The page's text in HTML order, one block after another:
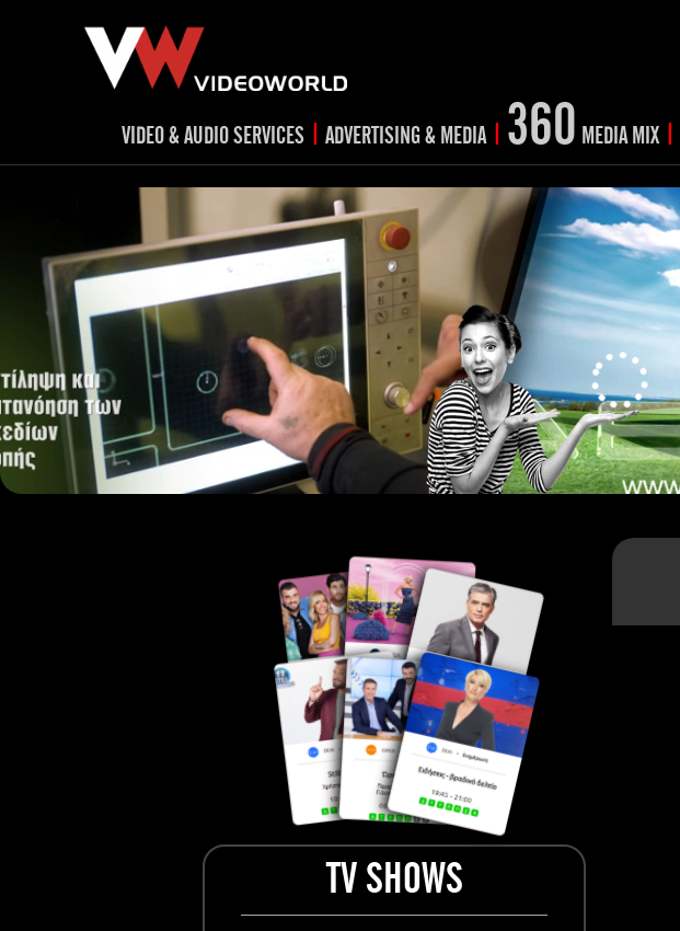
VIDEO & AUDIO SERVICES
TV spots
RADIO spots
Post production
Corporate videos
Trailer & Σήματα εκπομπών
Cultural videos
video applications for museums,
archeological sites & exhibitions
Product presentations
Documentary
Events & Conference
Dissemination material
Medical & Pharmaceutical
VIDEO Projections
Kids content
| ADVERTISING & MEDIA
RADIOadvertising
TVadvertising
Social Media video shorts
Creative Prints
Outdoor advertising
Media planning & mix
Visual material
European Media
| 360 MEDIA MIX |
TV SHOWS